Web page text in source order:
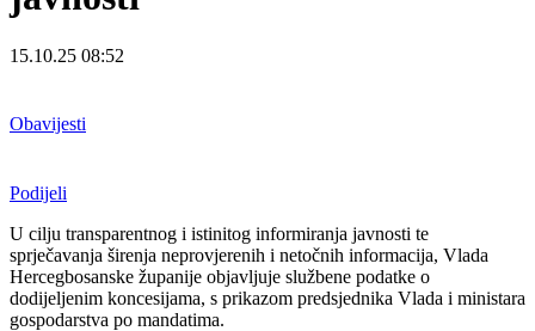
15.10.25 08:52
Obavijesti
Podijeli
U cilju transparentnog i istinitog informiranja javnosti te
sprječavanja širenja neprovjerenih i netočnih informacija, Vlada
Hercegbosanske županije objavljuje službene podatke o
dodijeljenim koncesijama, s prikazom predsjednika Vlada i ministara
gospodarstva po mandatima.